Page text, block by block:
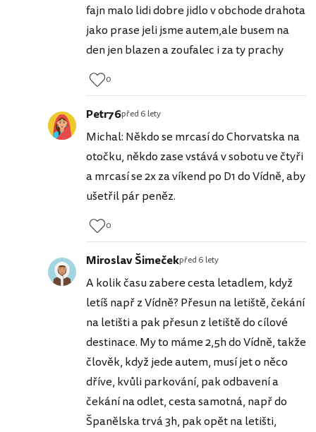
fajn malo lidi dobre jidlo v obchode drahota
jako prase jeli jsme autem,ale busem na
den jen blazen a zoufalec i za ty prachy
0
Petr76před 6 lety
Michal: Někdo se mrcasí do Chorvatska na
otočku, někdo zase vstává v sobotu ve čtyři
a mrcasí se 2x za víkend po D1 do Vídně, aby
ušetřil pár peněz.
0
Miroslav Šimečekpřed 6 lety
A kolik času zabere cesta letadlem, když
letíš např z Vídně? Přesun na letiště, čekání
na letišti a pak přesun z letiště do cílové
destinace. My to máme 2,5h do Vídně, takže
člověk, když jede autem, musí jet o něco
dříve, kvůli parkování, pak odbavení a
čekání na odlet, cesta samotná, např do
Španělska trvá 3h, pak opět na letišti,